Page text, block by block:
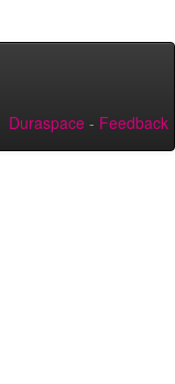
Duraspace - Feedback